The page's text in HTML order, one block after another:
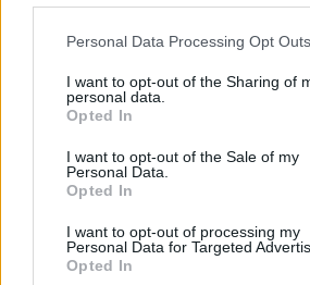
Please note that this website/app uses
not limited to your visit or usage
grant or deny consent to Google and its
use your data for below specified
consent section.
Personal Data Processing Opt Outs
I want to opt-out of the Sharing of
personal data.
Opted In
I want to opt-out of the Sale of my
Personal Data.
Opted In
I want to opt-out of processing my
Personal Data for Targeted
Opted In
Υποβολή σχολίου
Πολιτική Απορρήτου&Όροι Χρήσηςτης